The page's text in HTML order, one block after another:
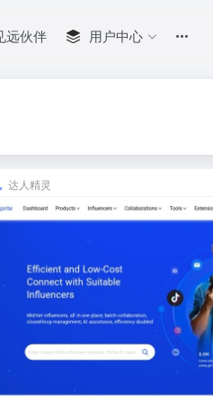
远伙伴 用户中心
达人精灵